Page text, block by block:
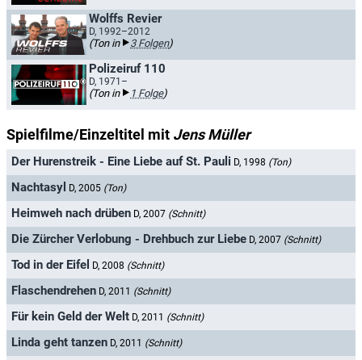
Wolffs Revier
D, 1992–2012
(Ton in 3 Folgen)
Polizeiruf 110
D, 1971–
(Ton in 1 Folge)
Spielfilme/Einzeltitel mit Jens Müller
Der Hurenstreik - Eine Liebe auf St. Pauli D, 1998 (Ton)
Nachtasyl D, 2005 (Ton)
Heimweh nach drüben D, 2007 (Schnitt)
Die Zürcher Verlobung - Drehbuch zur Liebe D, 2007 (Schnitt)
Tod in der Eifel D, 2008 (Schnitt)
Flaschendrehen D, 2011 (Schnitt)
Für kein Geld der Welt D, 2011 (Schnitt)
Linda geht tanzen D, 2011 (Schnitt)